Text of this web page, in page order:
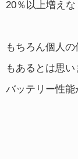
20％以上増えな
もちろん個人
もあるとは思
バッテリー性能